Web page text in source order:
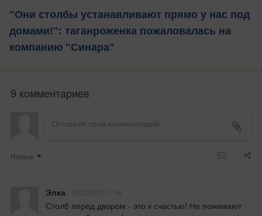
"Они столбы устанавливают прямо у нас под
домами!": таганроженка пожаловалась на
компанию "Синара"
9 комментариев
Новые
Элка
Столб перед двором - это к счастью! Не понимают